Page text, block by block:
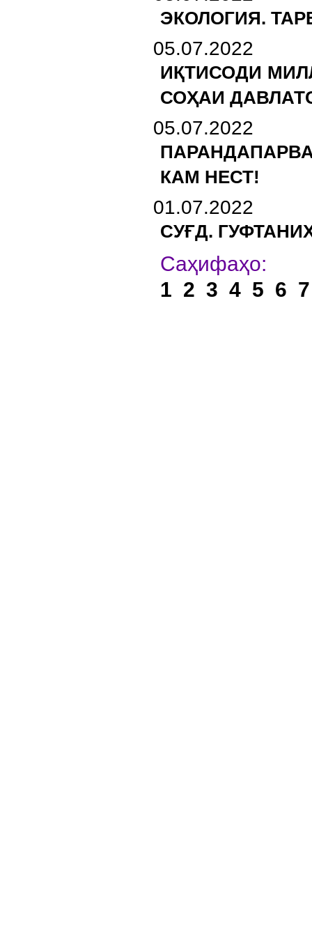
ЭКОЛОГИЯ.
05.07.2022
ИҚТИСОДИ
СОҲАИ
05.07.2022
КАМ НЕСТ!
01.07.2022
СУҒД.
1 2 3 4 5 6 7